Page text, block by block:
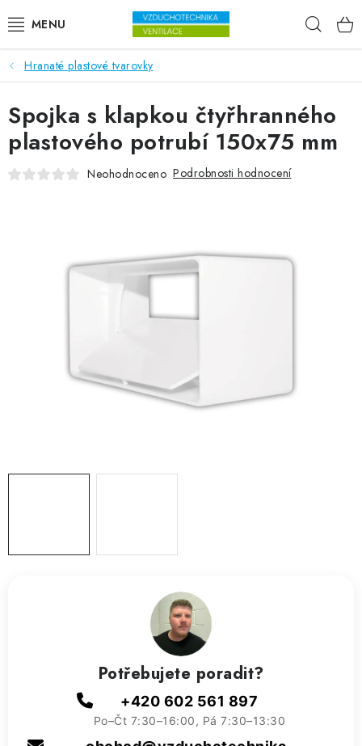
VENTILÁTORY
VZDUCHOTECHNIKA
REKUPERACE
NAHŘÍVACÍ POLŠTÁŘEK S LÁVOVÝM PÍSKEM
Hranaté plastové tvarovky
Spojka s klapkou čtyřhranného
plastového potrubí 150x75 mm
Neohodnoceno Podrobnosti hodnocení
Potřebujete poradit?
+420 602 561 897
Po–Čt 7:30–16:00, Pá 7:30–13:30